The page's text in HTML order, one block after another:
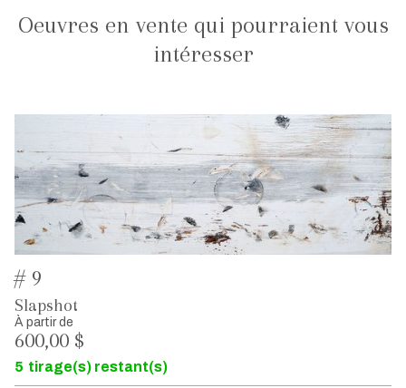
Oeuvres en vente qui pourraient vous
intéresser
# 9
Slapshot
À partir de
600,00 $
5 tirage(s) restant(s)